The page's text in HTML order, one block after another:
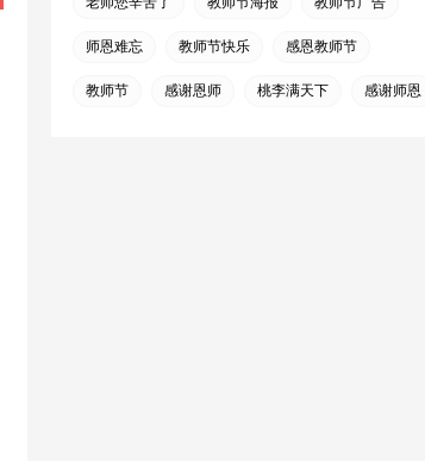
师恩难忘 教师节快乐 感恩教师节
教师节 感谢恩师 桃李满天下 感谢师恩